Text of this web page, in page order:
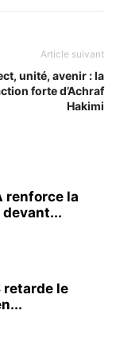
Article suivant
unité, avenir : la
forte d’Achraf
Hakimi
renforce la
retarde le